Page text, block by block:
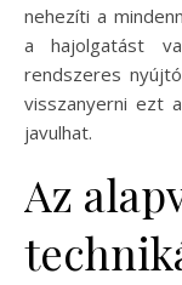
nehezíti a
a hajolgatást
rendszeres
visszanyerni ezt
javulhat.
Az